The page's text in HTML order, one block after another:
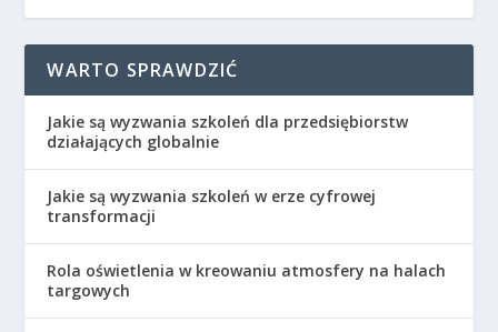
WARTO SPRAWDZIĆ
Jakie są wyzwania szkoleń dla przedsiębiorstw
działających globalnie
Jakie są wyzwania szkoleń w erze cyfrowej
transformacji
Rola oświetlenia w kreowaniu atmosfery na halach
targowych